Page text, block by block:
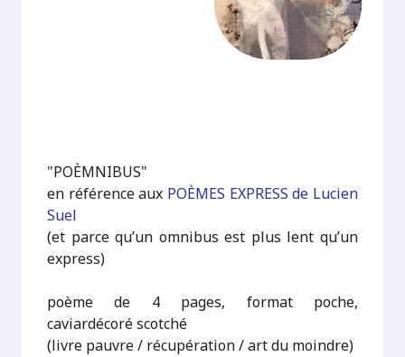
"POÈMNIBUS"
en référence aux POÈMES EXPRESS de Lucien
Suel
(et parce qu’un omnibus est plus lent qu’un
express)
poème de 4 pages, format poche,
caviardécoré scotché
(livre pauvre / récupération / art du moindre)